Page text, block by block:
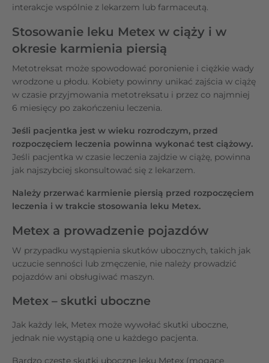
interakcje wspólnie z lekarzem lub farmaceutą.
Stosowanie leku Metex w ciąży i w
okresie karmienia piersią
Metotreksat może spowodować poronienie i ciężkie wady
wrodzone u płodu. Kobiety powinny unikać zajścia w ciążę
w czasie przyjmowania metotreksatu i przez co najmniej
6 miesięcy po zakończeniu leczenia.
Jeśli pacjentka jest w wieku rozrodczym, przed
rozpoczęciem leczenia powinna wykonać test ciążowy.
Jeśli pacjentka w czasie leczenia zajdzie w ciążę, powinna
jak najszybciej skonsultować się z lekarzem.
Należy przerwać karmienie piersią przed rozpoczęciem
leczenia i w trakcie stosowania leku Metex.
Metex a prowadzenie pojazdów
W przypadku wystąpienia skutków ubocznych, takich jak
uczucie senności lub zmęczenie, nie należy prowadzić
pojazdów ani obsługiwać maszyn.
Metex – skutki uboczne
Jak każdy lek, Metex może wywołać skutki uboczne,
jednak nie wystąpią one u każdego pacjenta.
Bardzo częste skutki uboczne leku Metex (mogące